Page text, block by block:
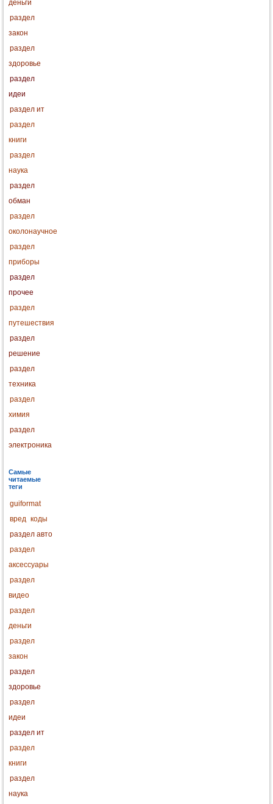
деньги
раздел
закон
раздел
здоровье
раздел
идеи
раздел ит
раздел
книги
раздел
наука
раздел
обман
раздел
околонаучное
раздел
приборы
раздел
прочее
раздел
путешествия
раздел
решение
раздел
техника
раздел
химия
раздел
электроника
Самые
читаемые
теги
guiformat
вред коды
раздел авто
раздел
аксессуары
раздел
видео
раздел
деньги
раздел
закон
раздел
здоровье
раздел
идеи
раздел ит
раздел
книги
раздел
наука